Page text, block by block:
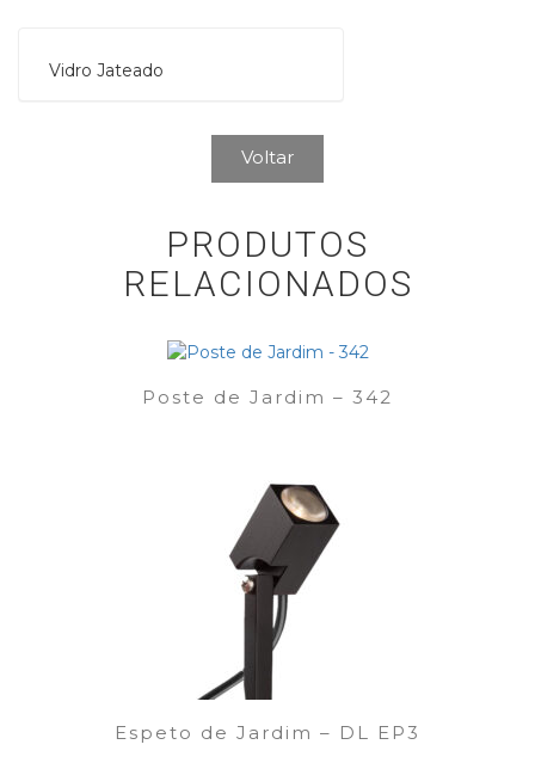
Vidro Jateado
Voltar
PRODUTOS
RELACIONADOS
Poste de Jardim – 342
Espeto de Jardim – DL EP3